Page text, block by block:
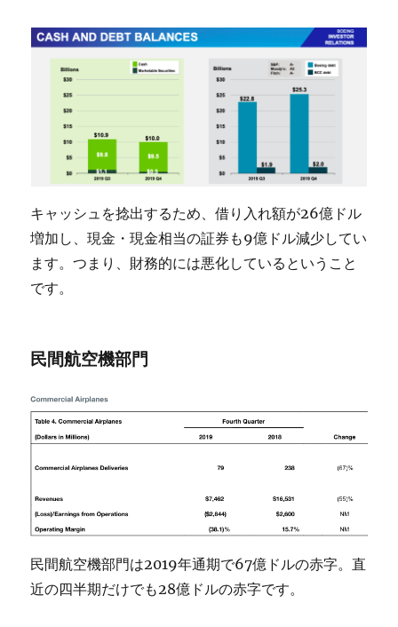
キャッシュを捻出するため、借り入れ額が26億ドル
増加し、現金・現金相当の証券も9億ドル減少してい
ます。つまり、財務的には悪化しているということ
です。
民間航空機部門
民間航空機部門は2019年通期で67億ドルの赤字。直
近の四半期だけでも28億ドルの赤字です。